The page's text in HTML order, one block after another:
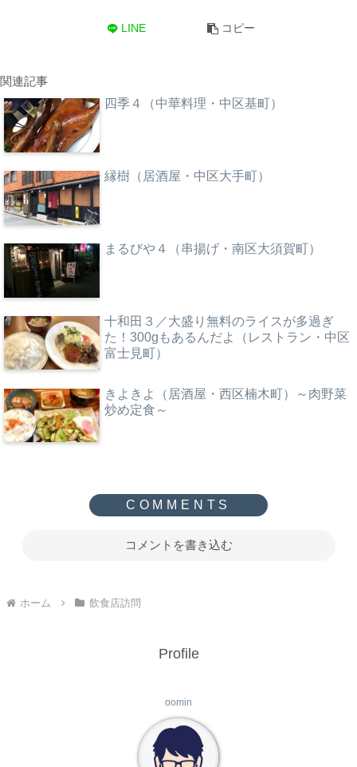
LINE コピー
関連記事
四季４（中華料理・中区基町）
縁樹（居酒屋・中区大手町）
まるびや４（串揚げ・南区大須賀町）
十和田３／大盛り無料のライスが多過ぎ
た！300gもあるんだよ（レストラン・中区
富士見町）
きよきよ（居酒屋・西区楠木町）～肉野菜
炒め定食～
コメントを書き込む
ホーム 飲食店訪問
Profile
oomin